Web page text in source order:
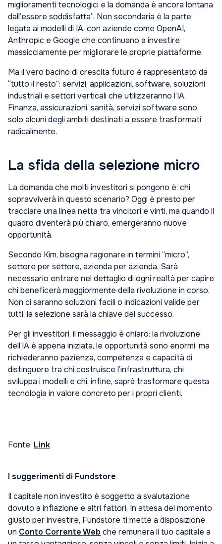
miglioramenti tecnologici e la domanda è ancora lontana
dall’essere soddisfatta”. Non secondaria è la parte
legata ai modelli di IA, con aziende come OpenAI,
Anthropic e Google che continuano a investire
massicciamente per migliorare le proprie piattaforme.
Ma il vero bacino di crescita futuro è rappresentato da
“tutto il resto”: servizi, applicazioni, software, soluzioni
industriali e settori verticali che utilizzeranno l’IA.
Finanza, assicurazioni, sanità, servizi software sono
solo alcuni degli ambiti destinati a essere trasformati
radicalmente.
La sfida della selezione micro
La domanda che molti investitori si pongono è: chi
sopravviverà in questo scenario? Oggi è presto per
tracciare una linea netta tra vincitori e vinti, ma quando il
quadro diventerà più chiaro, emergeranno nuove
opportunità.
Secondo Kim, bisogna ragionare in termini “micro”,
settore per settore, azienda per azienda. Sarà
necessario entrare nel dettaglio di ogni realtà per capire
chi beneficerà maggiormente della rivoluzione in corso.
Non ci saranno soluzioni facili o indicazioni valide per
tutti: la selezione sarà la chiave del successo.
Per gli investitori, il messaggio è chiaro: la rivoluzione
dell’IA è appena iniziata, le opportunità sono enormi, ma
richiederanno pazienza, competenza e capacità di
distinguere tra chi costruisce l’infrastruttura, chi
sviluppa i modelli e chi, infine, saprà trasformare questa
tecnologia in valore concreto per i propri clienti.
Fonte: Link
I suggerimenti di Fundstore
Il capitale non investito è soggetto a svalutazione
dovuto a inflazione e altri fattori. In attesa del momento
giusto per investire, Fundstore ti mette a disposizione
un Conto Corrente Web che remunera il tuo capitale a